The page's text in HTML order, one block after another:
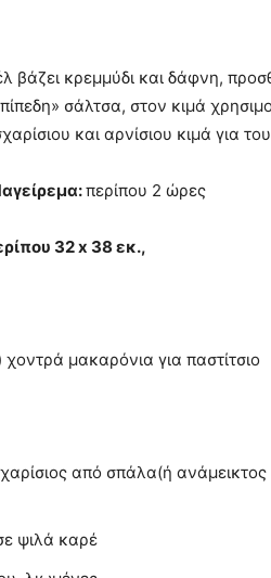
βάζει κρεμμύδι και δάφνη,
σάλτσα, στον κιμά
και αρνίσιου κιμά για
περίπου 2 ώρες
32 x 38 εκ.,
μακαρόνια για παστίτσιο
από σπάλα(ή ανάμεικτος
ψιλά καρέ